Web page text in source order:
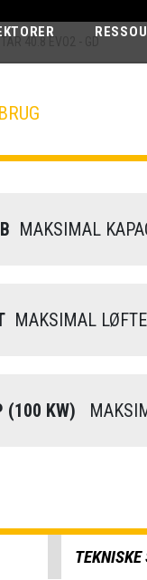
MAKSIMAL
MAKSIMAL
(100 KW)